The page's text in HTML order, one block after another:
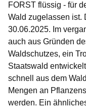
FORST flüssig - für
Wald zugelassen ist.
30.06.2025. Im
auch aus Gründen
Waldschutzes, ein
Staatswald
schnell aus dem
Mengen an
werden. Ein